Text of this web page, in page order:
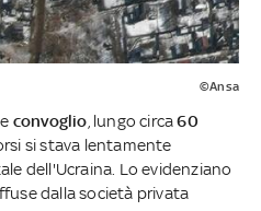
©Ansa
convoglio , lungo circa60
si stava lentamente
dell'Ucraina. Lo evidenziano
dalla società privata